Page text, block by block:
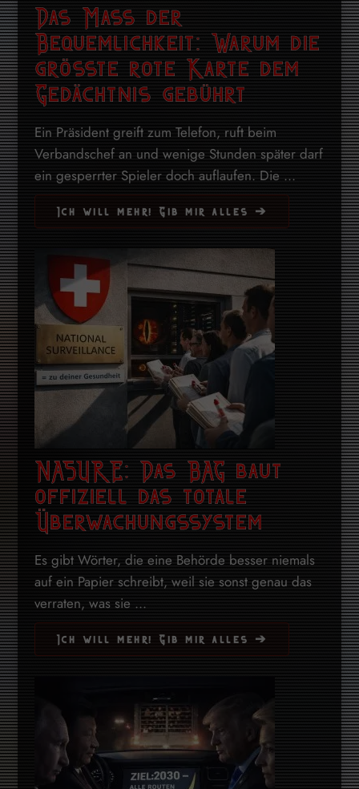
Das Mass der
Bequemlichkeit: Warum die
grösste rote Karte dem
Gedächtnis gebührt
Ein Präsident greift zum Telefon, ruft beim
Verbandschef an und wenige Stunden später darf
ein gesperrter Spieler doch auflaufen. Die ...
Ich will mehr! Gib mir alles ➔
NASURE: Das BAG baut
offiziell das totale
Überwachungssystem
Es gibt Wörter, die eine Behörde besser niemals
auf ein Papier schreibt, weil sie sonst genau das
verraten, was sie ...
Ich will mehr! Gib mir alles ➔